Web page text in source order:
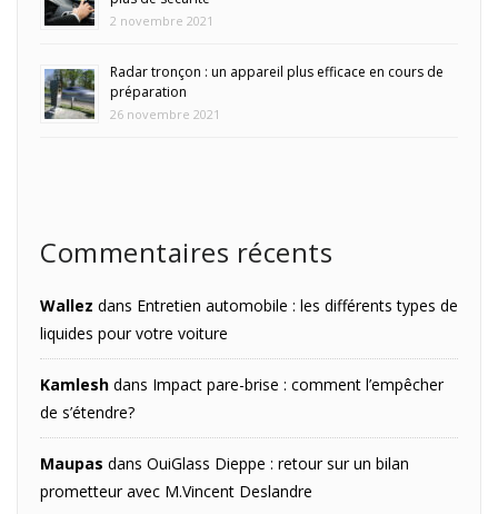
2 novembre 2021
Radar tronçon : un appareil plus efficace en cours de
préparation
26 novembre 2021
Commentaires récents
Wallez dans Entretien automobile : les différents types de
liquides pour votre voiture
Kamlesh dans Impact pare-brise : comment l’empêcher
de s’étendre?
Maupas dans OuiGlass Dieppe : retour sur un bilan
prometteur avec M.Vincent Deslandre